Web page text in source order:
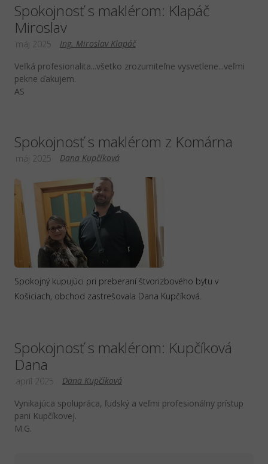
Spokojnosť s maklérom: Klapáč
Miroslav
Ing. Miroslav Klapáč
máj 2025
Veľká profesionalita...všetko zrozumiteľne vysvetlene...veľmi
pekne ďakujem.
AS
Spokojnosť s maklérom z Komárna
Dana Kupčíková
máj 2025
Spokojný kupujúci pri preberaní štvorizbového bytu v
Košiciach, obchod zastrešovala Dana Kupčíková.
Spokojnosť s maklérom: Kupčíková
Dana
Dana Kupčíková
apríl 2025
Vynikajúca spolupráca, ľudský a veľmi profesionálny prístup
pani Kupčíkovej.
M.G.